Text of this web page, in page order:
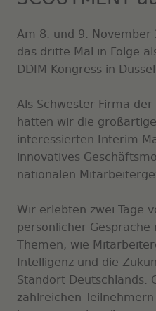
Am 8. und 9. November
das dritte Mal in Folge
DDIM Kongress in
Als Schwester-Firma
hatten wir die
interessierten Interim
innovatives
nationalen
Wir erlebten zwei Tage
persönlicher
Themen, wie
Intelligenz und die
Standort Deutschlands.
zahlreichen